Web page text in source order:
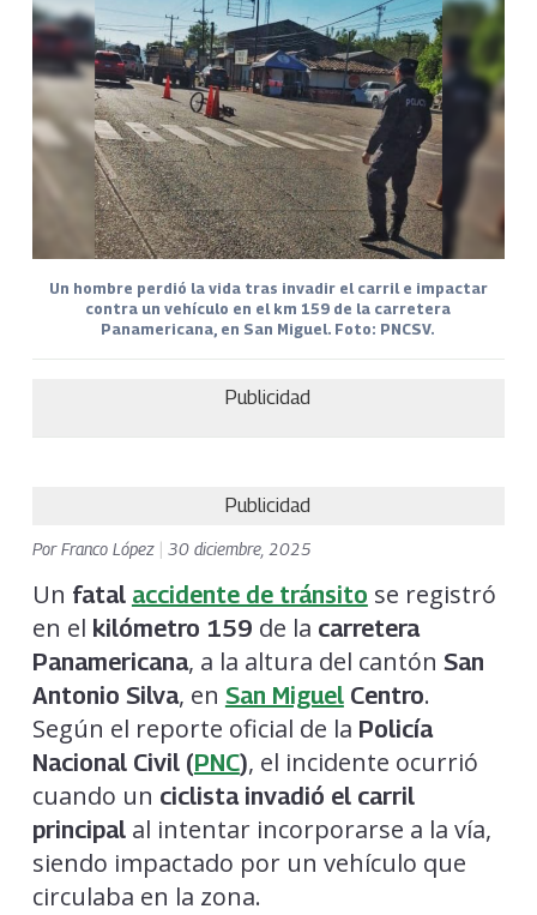
Un hombre perdió la vida tras invadir el carril e impactar
contra un vehículo en el km 159 de la carretera
Panamericana, en San Miguel. Foto: PNCSV.
Publicidad
Publicidad
PorFranco López 30 diciembre, 2025
Un fatal accidente de tránsito se registró
en el kilómetro 159 de la carretera
Panamericana, a la altura del cantón San
Antonio Silva, en San MiguelCentro.
Según el reporte oficial de la Policía
Nacional Civil (PNC), el incidente ocurrió
cuando un ciclista invadió el carril
principalal intentar incorporarse a la vía,
siendo impactado por un vehículo que
circulaba en la zona.